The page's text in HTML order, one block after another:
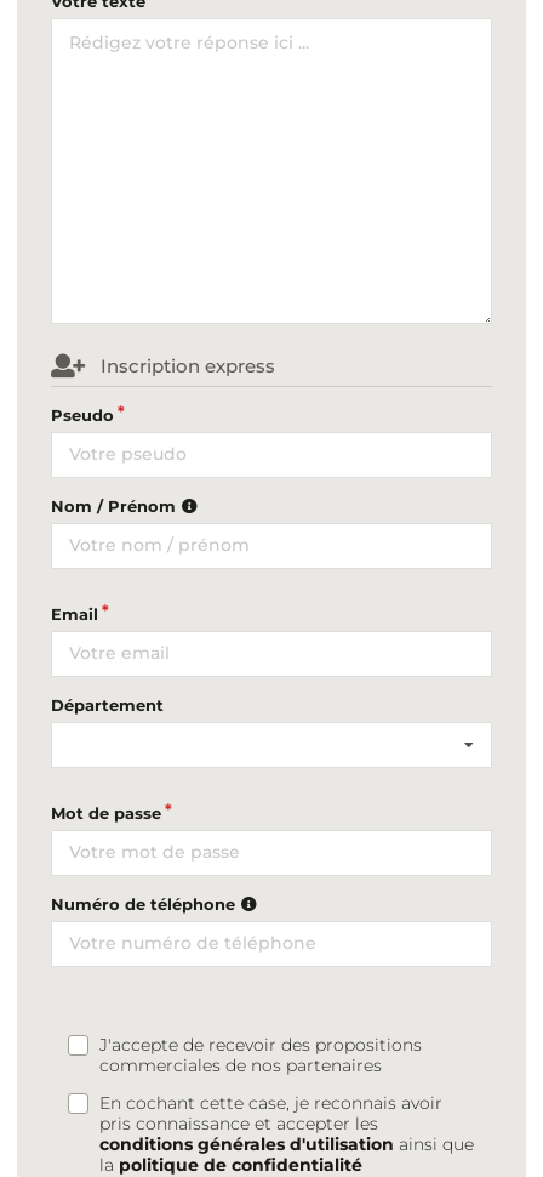
Inscription express
Pseudo
Nom / Prénom
Email
Département
Mot de passe
Numéro de téléphone
J'accepte de recevoir des propositions
commerciales de nos partenaires
En cochant cette case, je reconnais avoir
pris connaissance et accepter les
conditions générales d'utilisation ainsi que
la politique de confidentialité